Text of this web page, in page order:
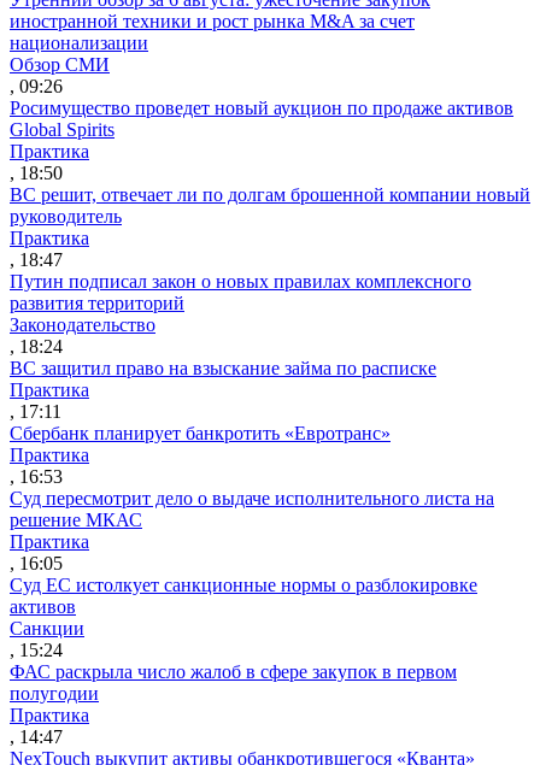
иностранной техники и рост рынка M&A за счет
национализации
Обзор СМИ
, 09:26
Росимущество проведет новый аукцион по продаже активов
Global Spirits
Практика
, 18:50
ВС решит, отвечает ли по долгам брошенной компании новый
руководитель
Практика
, 18:47
Путин подписал закон о новых правилах комплексного
развития территорий
Законодательство
, 18:24
ВС защитил право на взыскание займа по расписке
Практика
, 17:11
Сбербанк планирует банкротить «Евротранс»
Практика
, 16:53
Суд пересмотрит дело о выдаче исполнительного листа на
решение МКАС
Практика
, 16:05
Суд ЕС истолкует санкционные нормы о разблокировке
активов
Санкции
, 15:24
ФАС раскрыла число жалоб в сфере закупок в первом
полугодии
Практика
, 14:47
NexTouch выкупит активы обанкротившегося «Кванта»